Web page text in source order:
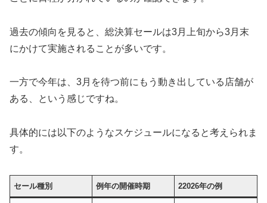
過去の傾向を見ると、総決算セールは3月上旬から3月末
にかけて実施されることが多いです。
一方で今年は、3月を待つ前にもう動き出している店舗が
ある、という感じですね。
具体的には以下のようなスケジュールになると考えられま
す。
セール種別 例年の開催時期 22026年の例